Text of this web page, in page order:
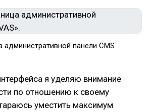
административной панели CMS
я уделяю внимание
по отношению к своему
уместить максимум